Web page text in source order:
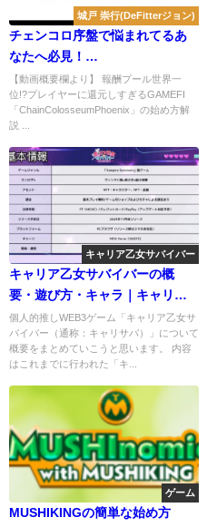
城戸 崇行(DeFitterジョン)
チェンコロ序盤で悩まれてるあ
なたへ必見！
「ChainColosseumPhoenix」
序盤攻略ver1 #チェンコロ
【動画概要欄より】 報酬プール世界一
位!?プレイヤーに還元しすぎるGAMEFI
「ChainColosseumPhoenix」の始め方解
説 ...
キャリア乙女サバイバー
キャリア乙女サバイバーの概
要・遊び方・キャラ｜キャリサ
バ通信まとめ
個人的推しWEB3ゲーム「キャリア乙女サ
バイバー（通称：キャリサバ）」について
概要をまとめていこうと思います。 内容
はこれまでに行われた「キ...
ゲーム
MUSHIKINGの簡単な始め方